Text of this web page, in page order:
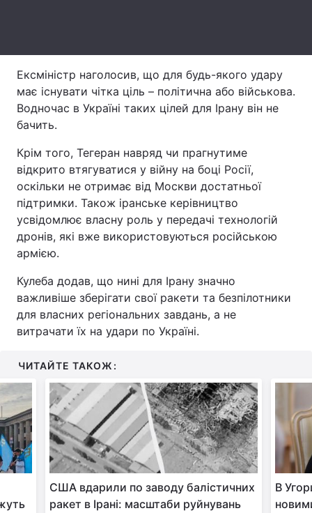
Ексміністр наголосив, що для будь-якого удару
має існувати чітка ціль – політична або військова.
Водночас в Україні таких цілей для Ірану він не
бачить.
Крім того, Тегеран навряд чи прагнутиме
відкрито втягуватися у війну на боці Росії,
оскільки не отримає від Москви достатньої
підтримки. Також іранське керівництво
усвідомлює власну роль у передачі технологій
дронів, які вже використовуються російською
армією.
Кулеба додав, що нині для Ірану значно
важливіше зберігати свої ракети та безпілотники
для власних регіональних завдань, а не
витрачати їх на удари по Україні.
ЧИТАЙТЕ ТАКОЖ:
США вдарили по заводу балістичних
ракет в Ірані: масштаби руйнувань
В